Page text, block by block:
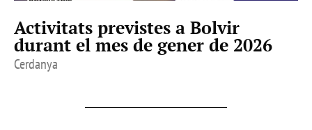
Activitats previstes a Bolvir
durant el mes de gener de 2026
Cerdanya